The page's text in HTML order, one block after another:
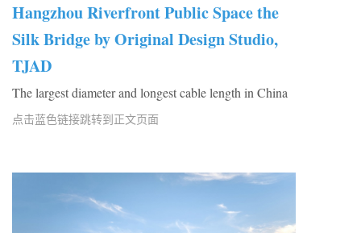
Hangzhou Riverfront Public Space the
Silk Bridge by Original Design Studio,
TJAD
The largest diameter and longest cable length in China
点击蓝色链接跳转到正文页面